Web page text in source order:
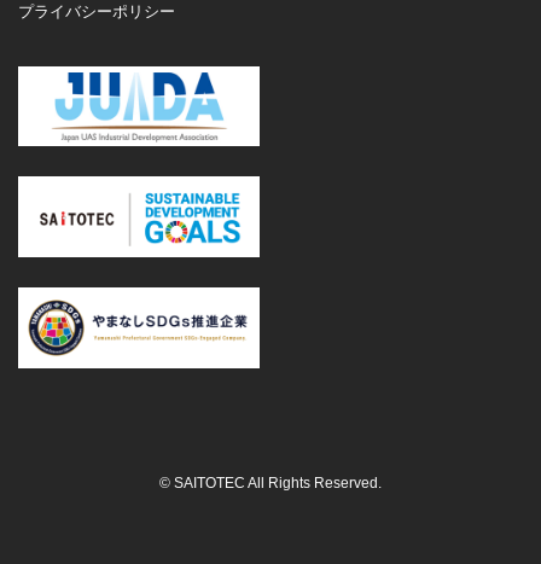
プライバシーポリシー
© SAITOTEC All Rights Reserved.